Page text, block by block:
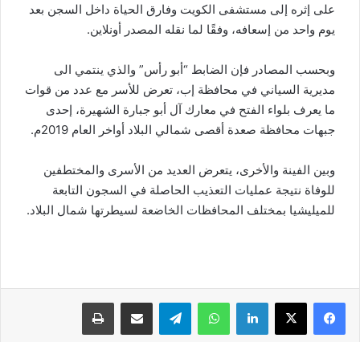
على إثره إلى مستشفى الكويت وفارق الحياة داخل السجن بعد
يوم واحد من إسعافه، وفقًا لما نقله المصدر أونلاين.
وبحسب المصادر فإن الضابط “أبو رأس” والذي ينتمي الى
مديرية السياني في محافظة إب، تعرض للأسر مع عدد من قوات
ما يعرف بلواء الفتح في معارك آل أبو جبارة الشهيرة، إحدى
جبهات محافظة صعدة أقصى شمالي البلاد أواخر العام 2019م.
وبين الفينة والأخرى، يتعرض العديد من الأسرى والمختطفين
للوفاة نتيجة عمليات التعذيب الحاصلة في السجون التابعة
للميليشيا بمختلف المحافظات الخاضعة لسيطرتها شمال البلاد.
لينكدإن واتساب تيلقرام مشاركة عبر البريد طباعة